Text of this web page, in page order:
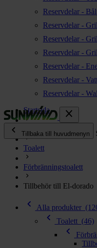
Reservdelar -
Reservdelar -
Reservdelar -
Reservdelar -
Reservdelar -
Reservdelar -
Reservdelar -
close
chevron_left
Tillbaka till huvudmenyn
Energi
Kök & Gasol chevron_right
Värme chevron_right
Vatten
Toalett chevron_right
Grill & Fritid chevron_right
Startsida
Toalett
Förbränningstoalett
Tillbehör till El-dorado
chevron_left Alla produkter
chevron_left Toalett (46)
chevron_left